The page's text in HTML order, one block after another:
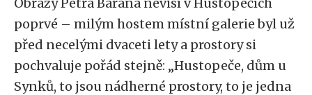
poprvé – milým hostem místní galerie byl už
před necelými dvaceti lety a prostory si
pochvaluje pořád stejně: „Hustopeče, dům u
Synků, to jsou nádherné prostory, to je jedna